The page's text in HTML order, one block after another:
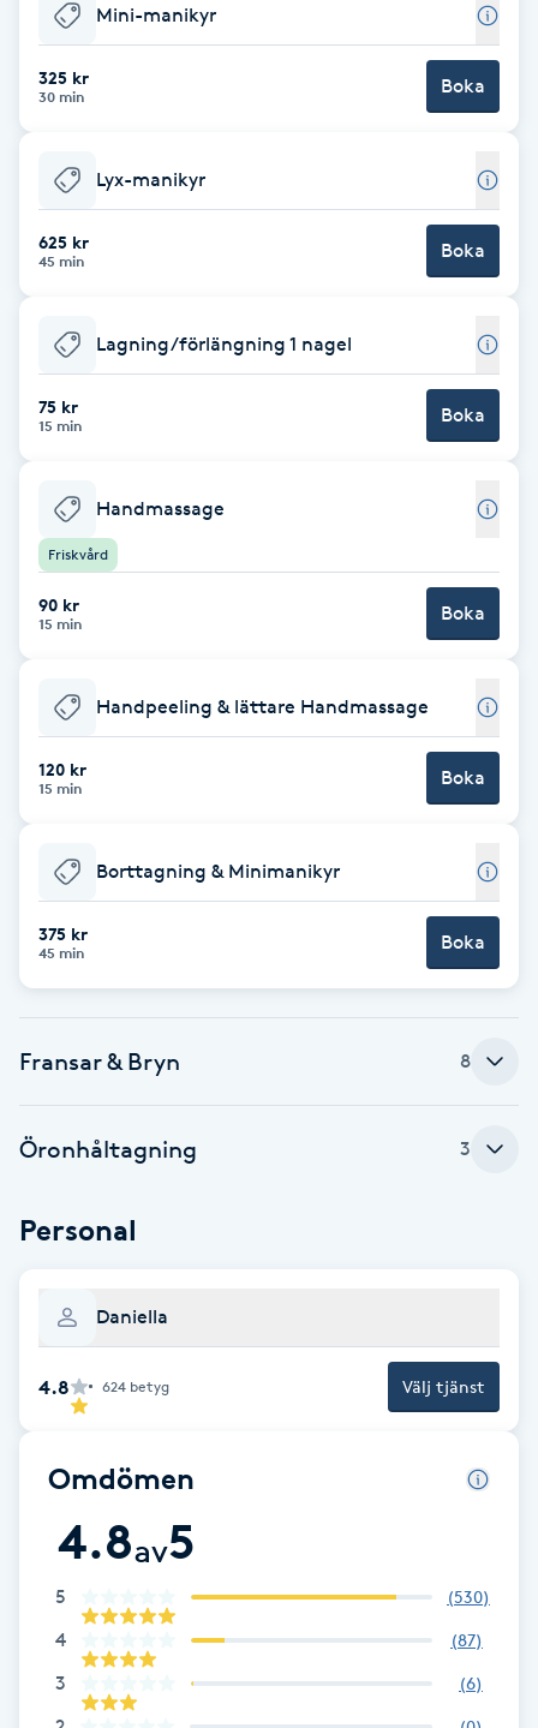
Color correction
Cryoterapi
Damklippning
Diamantslipning
Extensions
Extensions borttagning
Eyeliner-tatuering
Face framing
Faceliftmassage
Fet hårbotten
Fettreducering
Fibromassage
Fotmassage
Fransar
Fransborttagning
Fransfärgning
Fransförlängning
Fransförlängning Megavolym
Fransförlängning Volym
Mini-manikyr
325 kr
30 min Boka
Lyx-manikyr
625 kr
45 min Boka
Lagning/förlängning 1 nagel
75 kr
15 min Boka
Handmassage
Friskvård
90 kr
15 min Boka
Handpeeling & lättare Handmassage
120 kr
15 min Boka
Borttagning & Minimanikyr
375 kr
45 min Boka
Fransar & Bryn 8
Öronhåltagning 3
Personal
Daniella
4.8 624 betyg Välj tjänst
Omdömen
4.8av5
5 (530)
4 (87)
3 (6)